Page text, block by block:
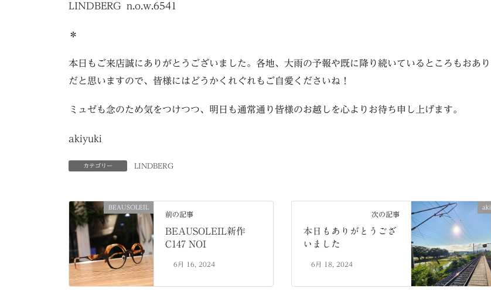
LINDBERG n.o.w.6541
＊
本日もご来店誠にありがとうございました。各地、大雨の予報や既に降り続いているところもおあり
だと思いますので、皆様にはどうかくれぐれもご自愛くださいね！
ミュゼも念のため気をつけつつ、明日も通常通り皆様のお越しを心よりお待ち申し上げます。
akiyuki
カテゴリー LINDBERG
BEAUSOLEIL
前の記事
BEAUSOLEIL新作
C147 NOI
6月 16, 2024
aki
次の記事
本日もありがとうござ
いました
6月 18, 2024